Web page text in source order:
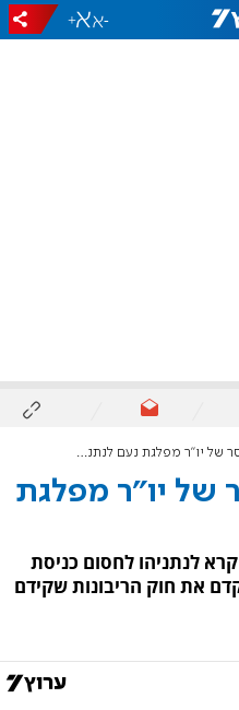
-
+
יו"ר מפלגת נעם לנתניהו
של יו"ר מפלגת
לנתניהו לחסום כניסת
את חוק הריבונות שקידם